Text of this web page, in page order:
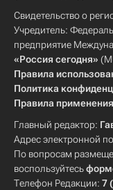
Свидетельство о
Учредитель:
предприятие
«Россия сегодня»
Правила
Политика
Правила
Главный редактор:
Адрес электронной
По вопросам
воспользуйтесь
Телефон Редакции: 7